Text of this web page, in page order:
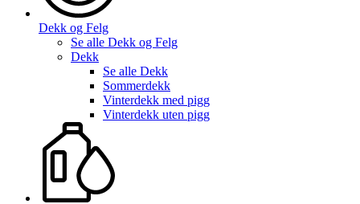
Dekk og Felg
Se alle Dekk og Felg
Dekk
Se alle Dekk
Sommerdekk
Vinterdekk med pigg
Vinterdekk uten pigg